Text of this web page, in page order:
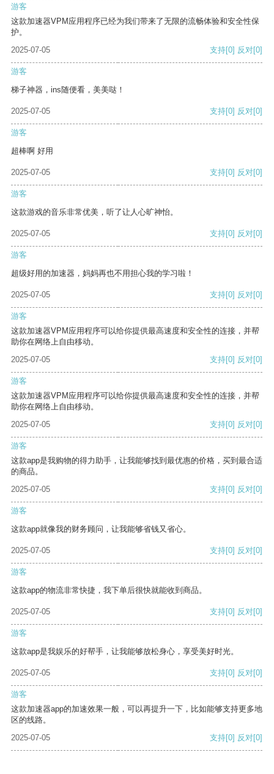
游客
这款加速器VPM应用程序已经为我们带来了无限的流畅体验和安全性保
护。
2025-07-05
支持[0] 反对[0]
游客
梯子神器，ins随便看，美美哒！
2025-07-05 支持[0] 反对[0]
游客
超棒啊 好用
2025-07-05 支持[0] 反对[0]
游客
这款游戏的音乐非常优美，听了让人心旷神怡。
2025-07-05 支持[0] 反对[0]
游客
超级好用的加速器，妈妈再也不用担心我的学习啦！
2025-07-05 支持[0] 反对[0]
游客
这款加速器VPM应用程序可以给你提供最高速度和安全性的连接，并帮
助你在网络上自由移动。
2025-07-05
支持[0] 反对[0]
游客
这款加速器VPM应用程序可以给你提供最高速度和安全性的连接，并帮
助你在网络上自由移动。
2025-07-05
支持[0] 反对[0]
游客
这款app是我购物的得力助手，让我能够找到最优惠的价格，买到最合适
的商品。
2025-07-05
支持[0] 反对[0]
游客
这款app就像我的财务顾问，让我能够省钱又省心。
2025-07-05 支持[0] 反对[0]
游客
这款app的物流非常快捷，我下单后很快就能收到商品。
2025-07-05 支持[0] 反对[0]
游客
这款app是我娱乐的好帮手，让我能够放松身心，享受美好时光。
2025-07-05 支持[0] 反对[0]
游客
这款加速器app的加速效果一般，可以再提升一下，比如能够支持更多地
区的线路。
2025-07-05
支持[0] 反对[0]